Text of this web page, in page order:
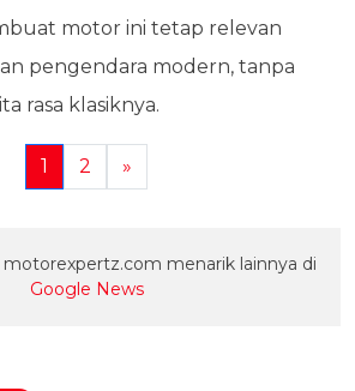
motor ini tetap relevan
pengendara modern, tanpa
rasa klasiknya.
1 2 »
menarik lainnya di
Google News